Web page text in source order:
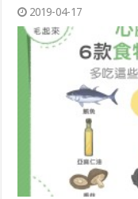
2019-04-17